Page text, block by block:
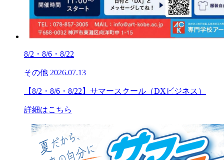
8/2・8/6・8/22
その他 2026.07.13
【8/2・8/6・8/22】サマースクール（DXビジネス）
詳細はこちら